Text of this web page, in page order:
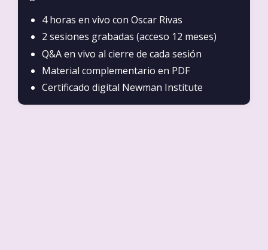
4 horas en vivo con Oscar Rivas
2 sesiones grabadas (acceso 12 meses)
Q&A en vivo al cierre de cada sesión
Material complementario en PDF
Certificado digital Newman Institute